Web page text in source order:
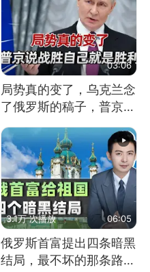
03:06
局势真的变了，乌克兰念
了俄罗斯的稿子，普京说
战胜自己就是胜利
3.1万 次播放 06:05
俄罗斯首富提出四条暗黑
结局，最不坏的那条路是